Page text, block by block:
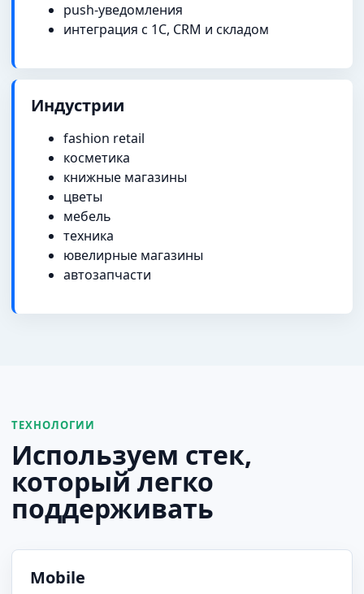
push-уведомления
интеграция с 1С, CRM и складом
Индустрии
fashion retail
косметика
книжные магазины
цветы
мебель
техника
ювелирные магазины
автозапчасти
ТЕХНОЛОГИИ
Используем стек,
который легко
поддерживать
Mobile